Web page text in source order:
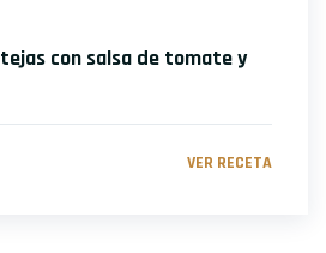
con salsa de tomate y
VER RECETA